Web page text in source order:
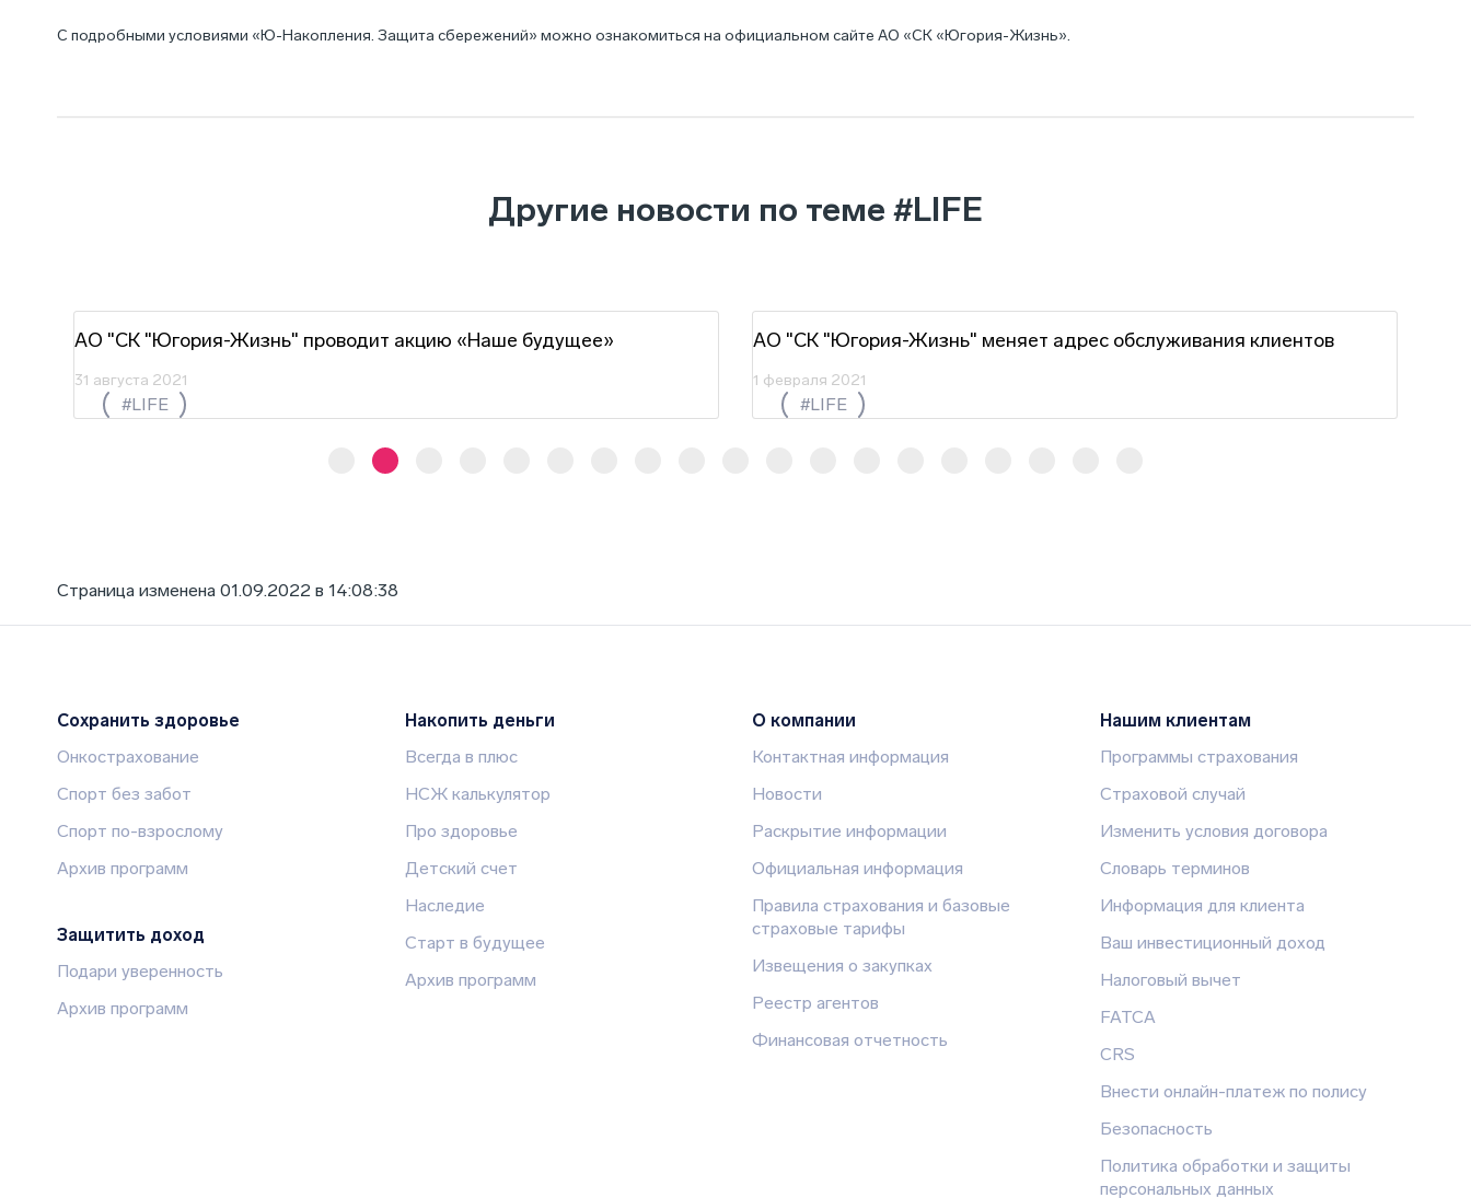
С подробными условиями «Ю-Накопления. Защита сбережений» можно ознакомиться на официальном сайте АО «СК «Югория-Жизнь».
Другие новости по теме #LIFE
АО "СК "Югория-Жизнь" проводит акцию «Наше будущее»
31 августа 2021
#LIFE
АО "СК "Югория-Жизнь" меняет адрес обслуживания клиентов
1 февраля 2021
#LIFE
Страница изменена 01.09.2022 в 14:08:38
Сохранить здоровье
Онкострахование
Спорт без забот
Спорт по-взрослому
Архив программ
Защитить доход
Подари уверенность
Архив программ
Накопить деньги
Всегда в плюс
НСЖ калькулятор
Про здоровье
Детский счет
Наследие
Старт в будущее
Архив программ
О компании
Контактная информация
Новости
Раскрытие информации
Официальная информация
Правила страхования и базовые
страховые тарифы
Извещения о закупках
Реестр агентов
Финансовая отчетность
Нашим клиентам
Программы страхования
Страховой случай
Изменить условия договора
Словарь терминов
Информация для клиента
Ваш инвестиционный доход
Налоговый вычет
FATCA
CRS
Внести онлайн-платеж по полису
Безопасность
Политика обработки и защиты
персональных данных